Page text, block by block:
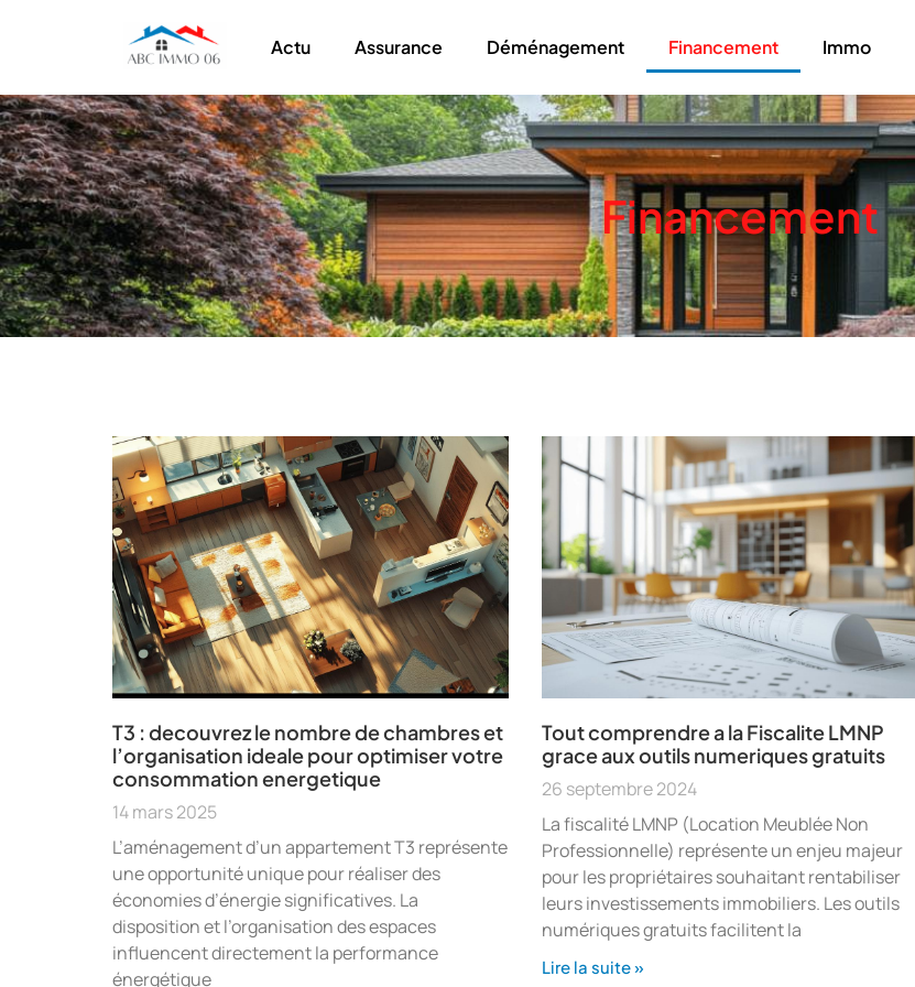
Actu Assurance Déménagement Financement Immo
Financement
T3 : decouvrez le nombre de chambres et
l’organisation ideale pour optimiser votre
consommation energetique
14 mars 2025
L’aménagement d’un appartement T3 représente
une opportunité unique pour réaliser des
économies d’énergie significatives. La
disposition et l’organisation des espaces
influencent directement la performance
énergétique
Tout comprendre a la Fiscalite LMNP
grace aux outils numeriques gratuits
26 septembre 2024
La fiscalité LMNP (Location Meublée Non
Professionnelle) représente un enjeu majeur
pour les propriétaires souhaitant rentabiliser
leurs investissements immobiliers. Les outils
numériques gratuits facilitent la
Lire la suite »